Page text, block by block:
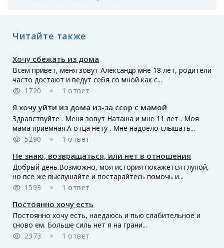
Читайте также
Хочу сбежать из дома
Всем привет, меня зовут Александр мне 18 лет, родители
часто достают и ведут себя со мной как с...
1720
1 ответ
Я хочу уйти из дома из-за ссор с мамой
Здравствуйте . Меня зовут Наташа и мне 11 лет . Моя
мама приёмная.А отца нету . Мне надоело слышать...
5290
1 ответ
Не знаю, возвращаться, или нет в отношения
Добрый день.Возможно, моя история покажется глупой,
но все же выслушайте и постарайтесь помочь и...
1593
1 ответ
Постоянно хочу есть
Постоянно хочу есть, наедаюсь и пью слабительное и
сново ем. Больше силь нет я на грани...
2373
1 ответ